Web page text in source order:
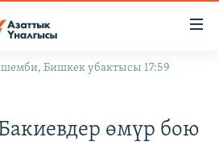
Бишкек убактысы 17:59
өмүр бою